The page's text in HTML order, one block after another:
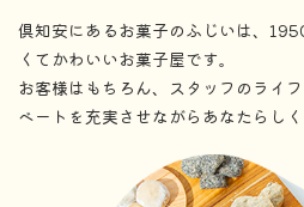
倶知安にあるお菓子のふじいは、
くてかわいいお菓子屋です。
お客様はもちろん、スタッフのライフ
ベートを充実させながらあなたらしく